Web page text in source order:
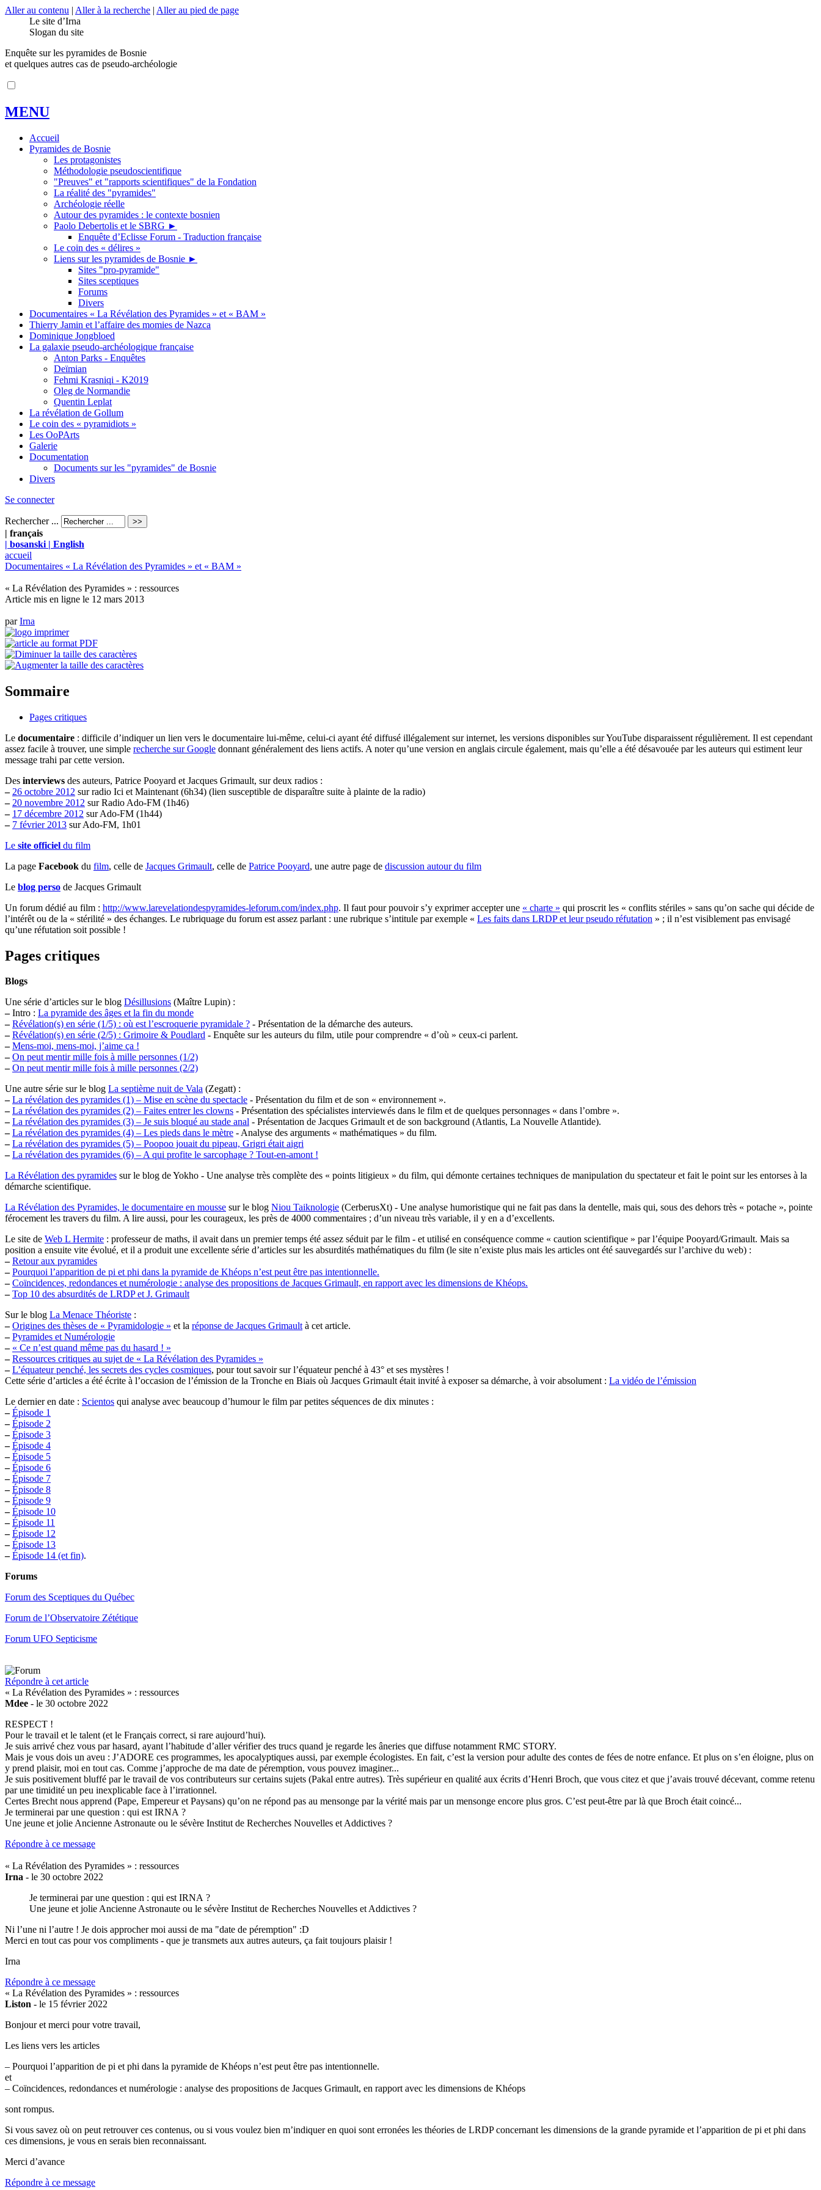
Aller au contenu | Aller à la recherche | Aller au pied de page
Le site d’Irna
Slogan du site
Enquête sur les pyramides de Bosnie
et quelques autres cas de pseudo-archéologie
MENU
Accueil
Pyramides de Bosnie
Les protagonistes
Méthodologie pseudoscientifique
"Preuves" et "rapports scientifiques" de la Fondation
La réalité des "pyramides"
Archéologie réelle
Autour des pyramides : le contexte bosnien
Paolo Debertolis et le SBRG ►
Enquête d’Eclisse Forum - Traduction française
Le coin des « délires »
Liens sur les pyramides de Bosnie ►
Sites "pro-pyramide"
Sites sceptiques
Forums
Divers
Documentaires « La Révélation des Pyramides » et « BAM »
Thierry Jamin et l’affaire des momies de Nazca
Dominique Jongbloed
La galaxie pseudo-archéologique française
Anton Parks - Enquêtes
Deïmian
Fehmi Krasniqi - K2019
Oleg de Normandie
Quentin Leplat
La révélation de Gollum
Le coin des « pyramidiots »
Les OoPArts
Galerie
Documentation
Documents sur les "pyramides" de Bosnie
Divers
Se connecter
Rechercher ...
| français
| bosanski | English
accueil
Documentaires « La Révélation des Pyramides » et « BAM »
« La Révélation des Pyramides » : ressources
Article mis en ligne le 12 mars 2013
parIrna
Sommaire
Pages critiques
Le documentaire : difficile d’indiquer un lien vers le documentaire lui-même, celui-ci ayant été diffusé illégalement sur internet, les versions disponibles sur YouTube disparaissent régulièrement. Il est cependant
assez facile à trouver, une simple recherche sur Google donnant généralement des liens actifs. A noter qu’une version en anglais circule également, mais qu’elle a été désavouée par les auteurs qui estiment leur
message trahi par cette version.
Des interviews des auteurs, Patrice Pooyard et Jacques Grimault, sur deux radios :
– 26 octobre 2012 sur radio Ici et Maintenant (6h34) (lien susceptible de disparaître suite à plainte de la radio)
– 20 novembre 2012 sur Radio Ado-FM (1h46)
– 17 décembre 2012 sur Ado-FM (1h44)
– 7 février 2013 sur Ado-FM, 1h01
Le site officiel du film
La page Facebook du film, celle de Jacques Grimault, celle de Patrice Pooyard, une autre page de discussion autour du film
Le blog perso de Jacques Grimault
Un forum dédié au film : http://www.larevelationdespyramides-leforum.com/index.php. Il faut pour pouvoir s’y exprimer accepter une « charte » qui proscrit les « conflits stériles » sans qu’on sache qui décide de
l’intérêt ou de la « stérilité » des échanges. Le rubriquage du forum est assez parlant : une rubrique s’intitule par exemple « Les faits dans LRDP et leur pseudo réfutation » ; il n’est visiblement pas envisagé
qu’une réfutation soit possible !
Pages critiques
Blogs
Une série d’articles sur le blog Désillusions (Maître Lupin) :
–Intro : La pyramide des âges et la fin du monde
– Révélation(s) en série (1/5) : où est l’escroquerie pyramidale ? - Présentation de la démarche des auteurs.
– Révélation(s) en série (2/5) : Grimoire & Poudlard - Enquête sur les auteurs du film, utile pour comprendre « d’où » ceux-ci parlent.
– Mens-moi, mens-moi, j’aime ça !
– On peut mentir mille fois à mille personnes (1/2)
– On peut mentir mille fois à mille personnes (2/2)
Une autre série sur le blog La septième nuit de Vala (Zegatt) :
– La révélation des pyramides (1) – Mise en scène du spectacle - Présentation du film et de son « environnement ».
– La révélation des pyramides (2) – Faites entrer les clowns - Présentation des spécialistes interviewés dans le film et de quelques personnages « dans l’ombre ».
– La révélation des pyramides (3) – Je suis bloqué au stade anal - Présentation de Jacques Grimault et de son background (Atlantis, La Nouvelle Atlantide).
– La révélation des pyramides (4) – Les pieds dans le mètre - Analyse des arguments « mathématiques » du film.
– La révélation des pyramides (5) – Poopoo jouait du pipeau, Grigri était aigri
– La révélation des pyramides (6) – A qui profite le sarcophage ? Tout-en-amont !
La Révélation des pyramides sur le blog de Yokho - Une analyse très complète des « points litigieux » du film, qui démonte certaines techniques de manipulation du spectateur et fait le point sur les entorses à la
démarche scientifique.
La Révélation des Pyramides, le documentaire en mousse sur le blog Niou Taiknologie (CerberusXt) - Une analyse humoristique qui ne fait pas dans la dentelle, mais qui, sous des dehors très « potache », pointe
férocement les travers du film. A lire aussi, pour les courageux, les près de 4000 commentaires ; d’un niveau très variable, il y en a d’excellents.
Le site de Web L Hermite : professeur de maths, il avait dans un premier temps été assez séduit par le film - et utilisé en conséquence comme « caution scientifique » par l’équipe Pooyard/Grimault. Mais sa
position a ensuite vite évolué, et il a produit une excellente série d’articles sur les absurdités mathématiques du film (le site n’existe plus mais les articles ont été sauvegardés sur l’archive du web) :
– Retour aux pyramides
– Pourquoi l’apparition de pi et phi dans la pyramide de Khéops n’est peut être pas intentionnelle.
– Coïncidences, redondances et numérologie : analyse des propositions de Jacques Grimault, en rapport avec les dimensions de Khéops.
– Top 10 des absurdités de LRDP et J. Grimault
Sur le blog La Menace Théoriste :
– Origines des thèses de « Pyramidologie » et la réponse de Jacques Grimaultà cet article.
– Pyramides et Numérologie
– « Ce n’est quand même pas du hasard ! »
– Ressources critiques au sujet de « La Révélation des Pyramides »
– L’équateur penché, les secrets des cycles cosmiques, pour tout savoir sur l’équateur penché à 43° et ses mystères !
Cette série d’articles a été écrite à l’occasion de l’émission de la Tronche en Biais où Jacques Grimault était invité à exposer sa démarche, à voir absolument : La vidéo de l’émission
Le dernier en date : Scientos qui analyse avec beaucoup d’humour le film par petites séquences de dix minutes :
– Épisode 1
– Épisode 2
– Épisode 3
– Épisode 4
– Épisode 5
– Épisode 6
– Épisode 7
– Épisode 8
– Épisode 9
– Épisode 10
– Épisode 11
– Épisode 12
– Épisode 13
– Épisode 14 (et fin).
Forums
Forum des Sceptiques du Québec
Forum de l’Observatoire Zététique
Forum UFO Septicisme
Répondre à cet article
« La Révélation des Pyramides » : ressources
Mdee - le 30 octobre 2022
RESPECT !
Pour le travail et le talent (et le Français correct, si rare aujourd’hui).
Je suis arrivé chez vous par hasard, ayant l’habitude d’aller vérifier des trucs quand je regarde les âneries que diffuse notamment RMC STORY.
Mais je vous dois un aveu : J’ADORE ces programmes, les apocalyptiques aussi, par exemple écologistes. En fait, c’est la version pour adulte des contes de fées de notre enfance. Et plus on s’en éloigne, plus on
y prend plaisir, moi en tout cas. Comme j’approche de ma date de péremption, vous pouvez imaginer...
Je suis positivement bluffé par le travail de vos contributeurs sur certains sujets (Pakal entre autres). Très supérieur en qualité aux écrits d’Henri Broch, que vous citez et que j’avais trouvé décevant, comme retenu
par une timidité un peu inexplicable face à l’irrationnel.
Certes Brecht nous apprend (Pape, Empereur et Paysans) qu’on ne répond pas au mensonge par la vérité mais par un mensonge encore plus gros. C’est peut-être par là que Broch était coincé...
Je terminerai par une question : qui est IRNA ?
Une jeune et jolie Ancienne Astronaute ou le sévère Institut de Recherches Nouvelles et Addictives ?
Répondre à ce message
« La Révélation des Pyramides » : ressources
Irna - le 30 octobre 2022
Je terminerai par une question : qui est IRNA ?
Une jeune et jolie Ancienne Astronaute ou le sévère Institut de Recherches Nouvelles et Addictives ?
Ni l’une ni l’autre ! Je dois approcher moi aussi de ma "date de péremption" :D
Merci en tout cas pour vos compliments - que je transmets aux autres auteurs, ça fait toujours plaisir !
Irna
Répondre à ce message
« La Révélation des Pyramides » : ressources
Liston - le 15 février 2022
Bonjour et merci pour votre travail,
Les liens vers les articles
– Pourquoi l’apparition de pi et phi dans la pyramide de Khéops n’est peut être pas intentionnelle.
et
– Coïncidences, redondances et numérologie : analyse des propositions de Jacques Grimault, en rapport avec les dimensions de Khéops
sont rompus.
Si vous savez où on peut retrouver ces contenus, ou si vous voulez bien m’indiquer en quoi sont erronées les théories de LRDP concernant les dimensions de la grande pyramide et l’apparition de pi et phi dans
ces dimensions, je vous en serais bien reconnaissant.
Merci d’avance
Répondre à ce message